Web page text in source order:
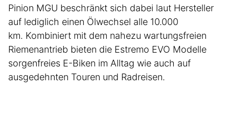
Pinion MGU beschränkt sich dabei laut Hersteller
auf lediglich einen Ölwechsel alle 10.000
km. Kombiniert mit dem nahezu wartungsfreien
Riemenantrieb bieten die Estremo EVO Modelle
sorgenfreies E-Biken im Alltag wie auch auf
ausgedehnten Touren und Radreisen.